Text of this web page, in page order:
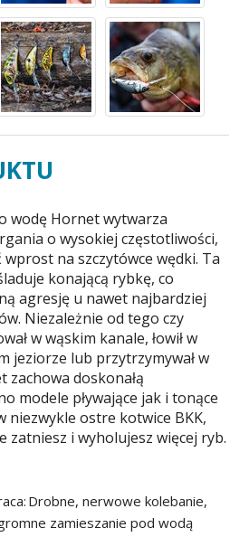
wodę Hornet wytwarza
o wysokiej częstotliwości,
na szczytówce wędki. Ta
konającą rybkę, co
agresję u nawet najbardziej
Niezależnie od tego czy
w wąskim kanale, łowił w
jeziorze lub przytrzymywał w
zachowa doskonałą
modele pływające jak i tonące
niezwykle ostre kotwice BKK,
zatniesz i wyholujesz więcej ryb.
Drobne, nerwowe kolebanie,
zamieszanie pod wodą